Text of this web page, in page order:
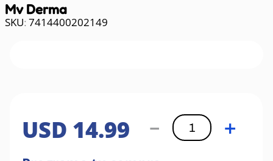
Mv Derma
: 7414400202149
USD 14.99 ＋
－